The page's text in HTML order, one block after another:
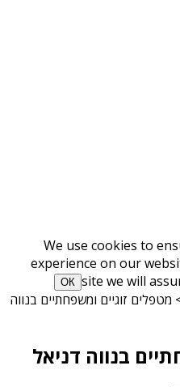
We use cookies to
experience on our
site we will
ОК
מטפלים זוגיים ומשפחתיים בנווה
בנווה דניאל